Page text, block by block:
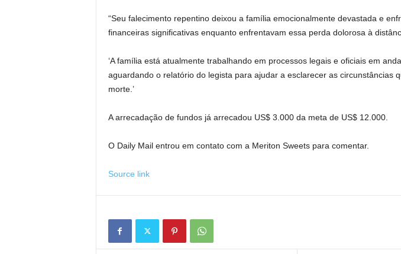
“Seu falecimento repentino deixou a família emocionalmente devastada e
financeiras significativas enquanto enfrentavam essa perda dolorosa à
‘A família está atualmente trabalhando em processos legais e oficiais em
aguardando o relatório do legista para ajudar a esclarecer as circunstâncias
morte.’
A arrecadação de fundos já arrecadou US$ 3.000 da meta de US$ 12.000.
O Daily Mail entrou em contato com a Meriton Sweets para comentar.
Source link